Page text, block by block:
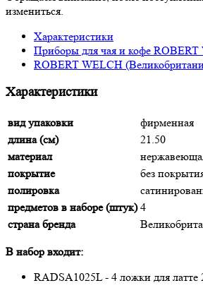
измениться.
Характеристики
Приборы для чая и кофе
ROBERT WELCH
Характеристики
вид упаковки
фирменная
длина (см)
21.50
материал
покрытие
без
полировка
предметов в наборе (штук) 4
страна бренда
В набор входит:
RADSA1025L - 4 ложки для латте